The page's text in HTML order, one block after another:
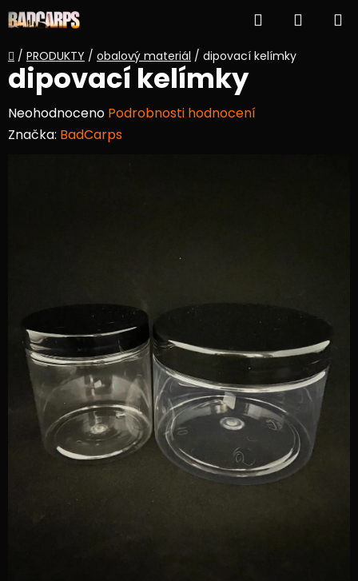
Přejít
na
Hledat
Domů
/ PRODUKTY / obalový materiál / dipovací kelímky
dipovací kelímky
Průměrné
hodnocení
Neohodnoceno Podrobnosti hodnocení
Značka: BadCarps